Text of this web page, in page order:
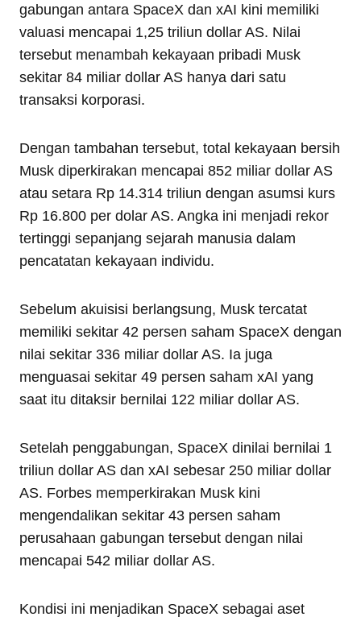
gabungan antara SpaceX dan xAI kini memiliki
valuasi mencapai 1,25 triliun dollar AS. Nilai
tersebut menambah kekayaan pribadi Musk
sekitar 84 miliar dollar AS hanya dari satu
transaksi korporasi.
Dengan tambahan tersebut, total kekayaan bersih
Musk diperkirakan mencapai 852 miliar dollar AS
atau setara Rp 14.314 triliun dengan asumsi kurs
Rp 16.800 per dolar AS. Angka ini menjadi rekor
tertinggi sepanjang sejarah manusia dalam
pencatatan kekayaan individu.
Sebelum akuisisi berlangsung, Musk tercatat
memiliki sekitar 42 persen saham SpaceX dengan
nilai sekitar 336 miliar dollar AS. Ia juga
menguasai sekitar 49 persen saham xAI yang
saat itu ditaksir bernilai 122 miliar dollar AS.
Setelah penggabungan, SpaceX dinilai bernilai 1
triliun dollar AS dan xAI sebesar 250 miliar dollar
AS. Forbes memperkirakan Musk kini
mengendalikan sekitar 43 persen saham
perusahaan gabungan tersebut dengan nilai
mencapai 542 miliar dollar AS.
Kondisi ini menjadikan SpaceX sebagai aset